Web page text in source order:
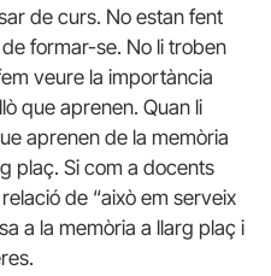
de curs. No estan fent
formar-se. No li troben
veure la importància
que aprenen. Quan li
aprenen de la memòria
plaç. Si com a docents
de “això em serveix
a la memòria a llarg plaç i